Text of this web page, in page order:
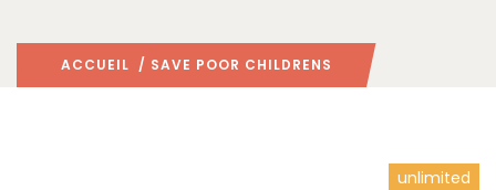
ACCUEIL / SAVE POOR CHILDRENS
unlimited